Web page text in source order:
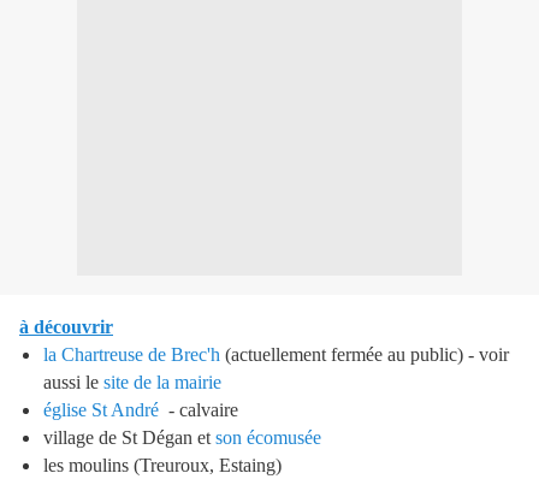
à découvrir
la Chartreuse de Brec'h (actuellement fermée au public) - voir
aussi le site de la mairie
église St André - calvaire
village de St Dégan et son écomusée
les moulins (Treuroux, Estaing)